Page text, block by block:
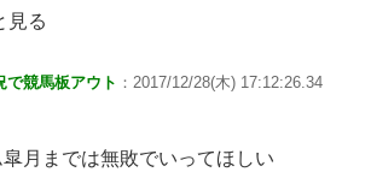
見る
で競馬板アウト ：2017/12/28(木) 17:12:26.34
月までは無敗でいってほしい